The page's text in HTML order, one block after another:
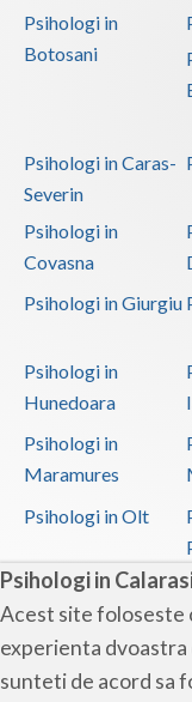
Psihologi in
Acest site foloseste
experienta
sunteti de acord sa
Psihologi in
Botosani
Psihologi in Caras-
Severin
Psihologi in
Covasna
Psihologi in Giurgiu
Psihologi in
Hunedoara
Psihologi in
Maramures
Psihologi in Olt
Psihologi in Sibiu
Psihologi in Timis